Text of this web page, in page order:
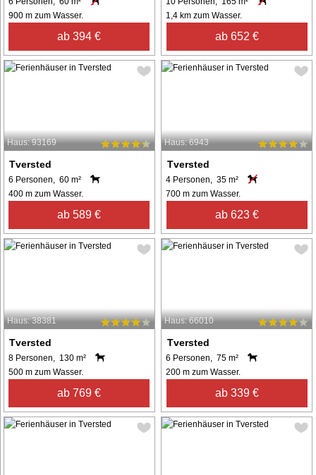
900 m zum Wasser.
ab 394 €
1,4 km zum Wasser.
ab 652 €
Haus: 93169
Tversted
6 Personen, 60 m²
400 m zum Wasser.
ab 589 €
Haus: 6943
Tversted
4 Personen, 35 m²
700 m zum Wasser.
ab 623 €
Haus: 38381
Tversted
8 Personen, 130 m²
500 m zum Wasser.
ab 769 €
Haus: 66010
Tversted
6 Personen, 75 m²
200 m zum Wasser.
ab 339 €